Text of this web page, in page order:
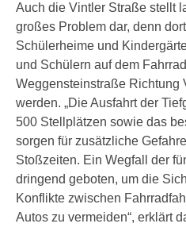
Auch die Vintler Straße stellt
großes Problem dar, denn
Schülerheime und
und Schülern auf dem
Weggensteinstraße Richtung
werden. „Die Ausfahrt der
500 Stellplätzen sowie das
sorgen für zusätzliche
Stoßzeiten. Ein Wegfall der
dringend geboten, um die
Konflikte zwischen
Autos zu vermeiden“, erklärt